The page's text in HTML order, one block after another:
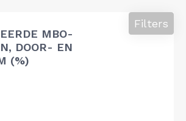
MBO-
DOOR- EN
(%)
Filters